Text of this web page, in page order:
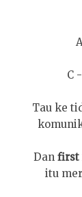
C-
Tau ke
Dan first
itu